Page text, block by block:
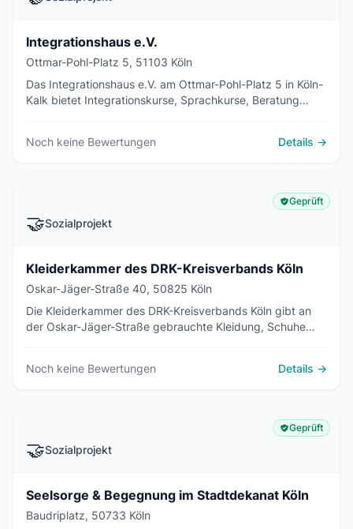
Integrationshaus e.V.
Ottmar-Pohl-Platz 5, 51103 Köln
Das Integrationshaus e.V. am Ottmar-Pohl-Platz 5 in Köln-
Kalk bietet Integrationskurse, Sprachkurse, Beratung
Noch keine Bewertungen Details →
🤝Sozialprojekt
Geprüft
Kleiderkammer des DRK-Kreisverbands Köln
Oskar-Jäger-Straße 40, 50825 Köln
Die Kleiderkammer des DRK-Kreisverbands Köln gibt an
der Oskar-Jäger-Straße gebrauchte Kleidung, Schuhe
Noch keine Bewertungen Details →
🤝Sozialprojekt
Geprüft
Seelsorge & Begegnung im Stadtdekanat Köln
Baudriplatz, 50733 Köln